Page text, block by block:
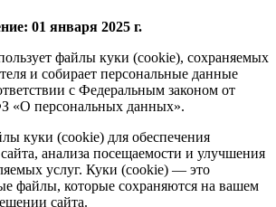
01 января 2025 г.
файлы куки (cookie), сохраняемых
и собирает персональные данные
с Федеральным законом от
«О персональных данных».
куки (cookie) для обеспечения
анализа посещаемости и улучшения
услуг. Куки (cookie) — это
файлы, которые сохраняются на вашем
сайта.